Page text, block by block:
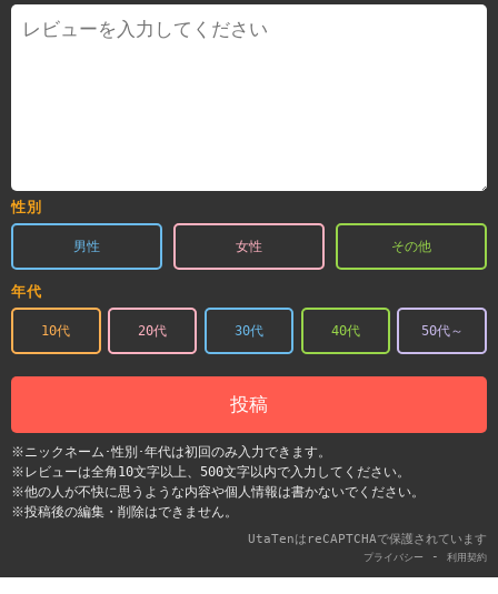
性別
男性 女性 その他
年代
10代 20代 30代 40代 50代～
投稿
※ニックネーム･性別･年代は初回のみ入力できます。
※レビューは全角10文字以上、500文字以内で入力してください。
※他の人が不快に思うような内容や個人情報は書かないでください。
※投稿後の編集・削除はできません。
UtaTenはreCAPTCHAで保護されています
プライバシー - 利用契約